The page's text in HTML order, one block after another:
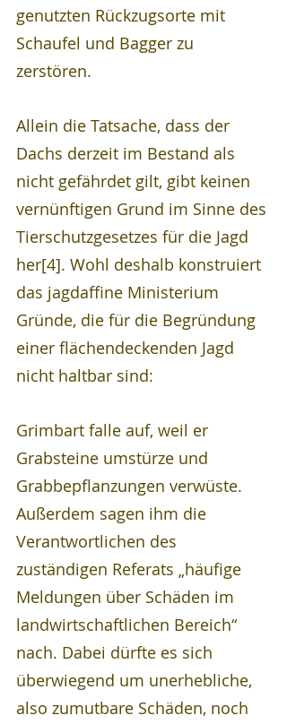
genutzten Rückzugsorte mit
Schaufel und Bagger zu
zerstören.
Allein die Tatsache, dass der
Dachs derzeit im Bestand als
nicht gefährdet gilt, gibt keinen
vernünftigen Grund im Sinne des
Tierschutzgesetzes für die Jagd
her[4]. Wohl deshalb konstruiert
das jagdaffine Ministerium
Gründe, die für die Begründung
einer flächendeckenden Jagd
nicht haltbar sind:
Grimbart falle auf, weil er
Grabsteine umstürze und
Grabbepflanzungen verwüste.
Außerdem sagen ihm die
Verantwortlichen des
zuständigen Referats „häufige
Meldungen über Schäden im
landwirtschaftlichen Bereich“
nach. Dabei dürfte es sich
überwiegend um unerhebliche,
also zumutbare Schäden, noch